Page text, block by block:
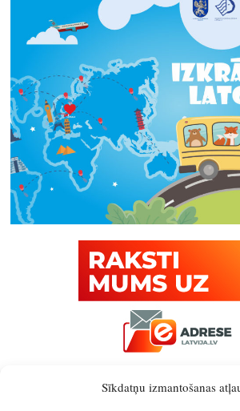
Sīkdatņu izmantošanas